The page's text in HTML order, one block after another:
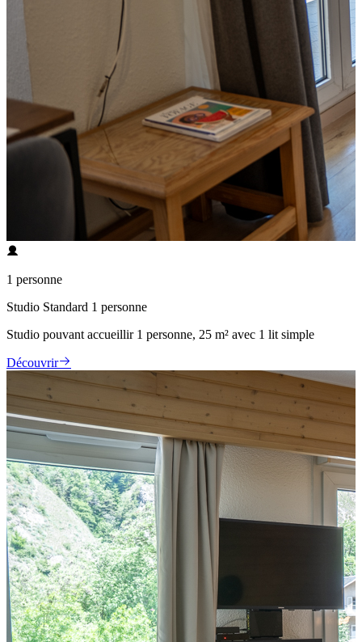
1 personne
Studio Standard 1 personne
Studio pouvant accueillir 1 personne, 25 m² avec 1 lit simple
Découvrir